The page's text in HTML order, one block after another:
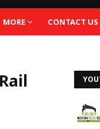
MORE CONTACT US